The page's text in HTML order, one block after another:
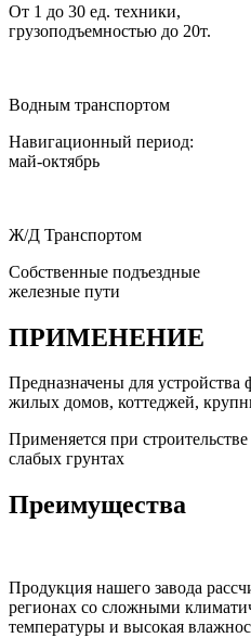
От 1 до 30 ед. техники,
грузоподъемностью до 20т.
Водным транспортом
Навигационный период:
май-октябрь
Ж/Д Транспортом
Собственные подъездные
железные пути
ПРИМЕНЕНИЕ
Предназначены для
жилых домов, коттеджей,
Применяется при
слабых грунтах
Преимущества
Продукция нашего завода
регионах со сложными
температуры и высокая